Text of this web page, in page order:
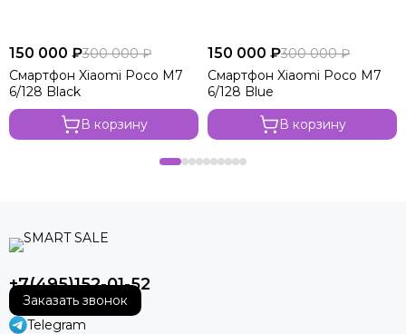
150 000 ₽300 000 ₽
Смартфон Xiaomi Poco M7
6/128 Black
В корзину
150 000 ₽300 000 ₽
Смартфон Xiaomi Poco M7
6/128 Blue
В корзину
+7(495)152-01-52
Заказать звонок
Telegram